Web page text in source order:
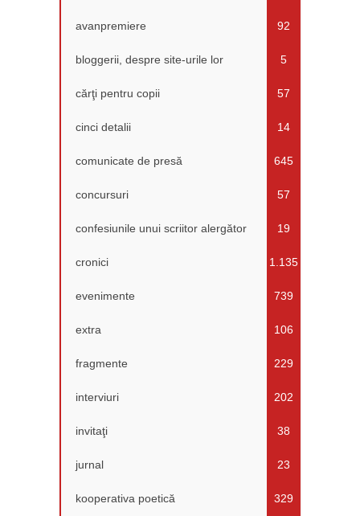
avanpremiere 92
bloggerii, despre site-urile lor 5
cărţi pentru copii 57
cinci detalii 14
comunicate de presă 645
concursuri 57
confesiunile unui scriitor alergător 19
cronici 1.135
evenimente 739
extra 106
fragmente 229
interviuri 202
invitaţi 38
jurnal 23
kooperativa poetică 329